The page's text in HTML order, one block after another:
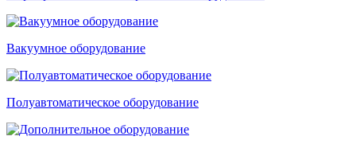
Вакуумное оборудование
Полуавтоматическое оборудование